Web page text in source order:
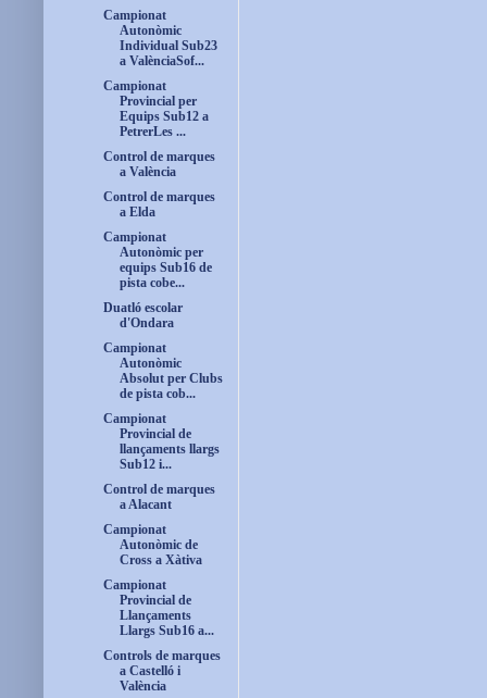
Campionat
Autonòmic
Individual Sub23
a ValènciaSof...
Campionat
Provincial per
Equips Sub12 a
PetrerLes ...
Control de marques
a València
Control de marques
a Elda
Campionat
Autonòmic per
equips Sub16 de
pista cobe...
Duatló escolar
d'Ondara
Campionat
Autonòmic
Absolut per Clubs
de pista cob...
Campionat
Provincial de
llançaments llargs
Sub12 i...
Control de marques
a Alacant
Campionat
Autonòmic de
Cross a Xàtiva
Campionat
Provincial de
Llançaments
Llargs Sub16 a...
Controls de marques
a Castelló i
València